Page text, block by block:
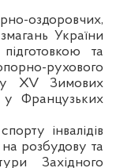
оздоровчих,
України
та
рухового
XV Зимових
у Французьких
інвалідів
розбудову та
Західного